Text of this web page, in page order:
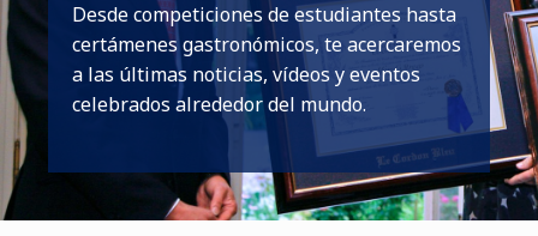
Desde competiciones de estudiantes hasta
certámenes gastronómicos, te acercaremos
a las últimas noticias, vídeos y eventos
celebrados alrededor del mundo.